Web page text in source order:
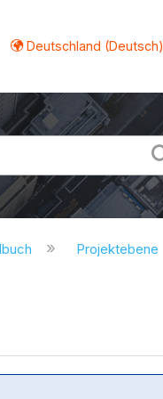
Deutschland (Deutsch)
Projektebene